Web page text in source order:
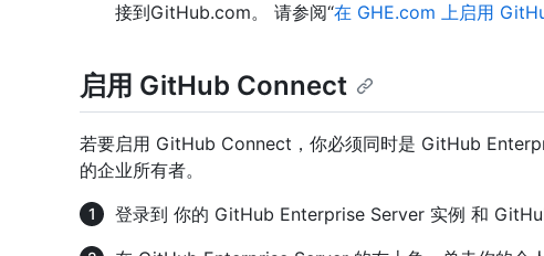
接到GitHub.com。 请参阅“在 GHE.com 上启用
启用 GitHub Connect
若要启用 GitHub Connect，你必须同时是 GitHub
的企业所有者。
登录到 你的 GitHub Enterprise Server 实例 和